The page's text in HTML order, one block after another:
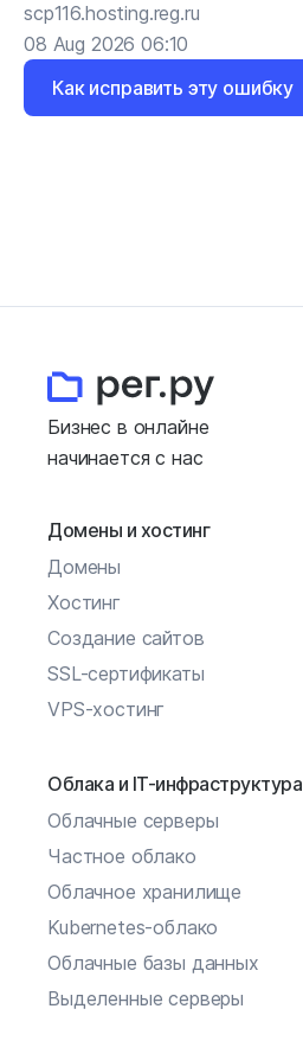
scp116.hosting.reg.ru
08 Aug 2026 06:10
Как исправить эту ошибку
Бизнес в онлайне
начинается с нас
Домены и хостинг
Домены
Хостинг
Создание сайтов
SSL-сертификаты
VPS-хостинг
Облака и IT-инфраструктура
Облачные серверы
Частное облако
Облачное хранилище
Kubernetes-облако
Облачные базы данных
Выделенные серверы